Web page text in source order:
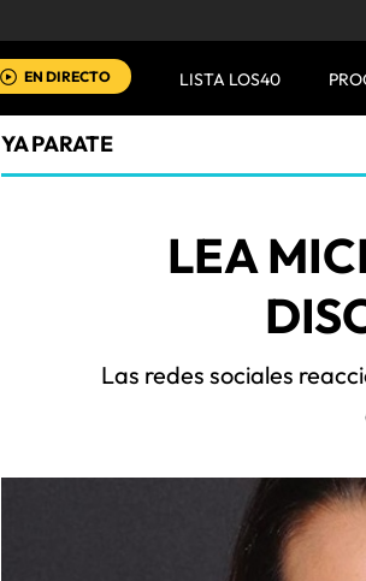
EN DIRECTO LISTA LOS40
YA PARATE
LEA
Las redes sociales